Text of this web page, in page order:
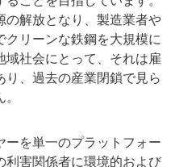
解放となり、製造業者や
リーンな鉄鋼を大規模に
社会にとって、それは雇
、過去の産業閉鎖で見ら
を単一のプラットフォー
利害関係者に環境的および